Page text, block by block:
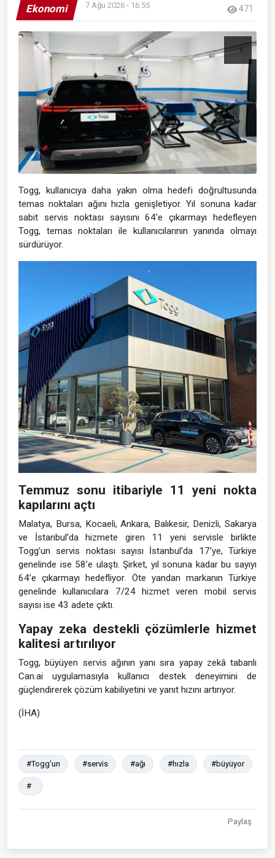
Ekonomi 7 Ağu 2026 - 16:55 471
Togg, kullanıcıya daha yakın olma hedefi doğrultusunda
temas noktaları ağını hızla genişletiyor. Yıl sonuna kadar
sabit servis noktası sayısını 64'e çıkarmayı hedefleyen
Togg, temas noktaları ile kullanıcılarının yanında olmayı
sürdürüyor.
Temmuz sonu itibariyle 11 yeni nokta
kapılarını açtı
Malatya, Bursa, Kocaeli, Ankara, Balıkesir, Denizli, Sakarya
ve İstanbul’da hizmete giren 11 yeni servisle birlikte
Togg’un servis noktası sayısı İstanbul’da 17’ye, Türkiye
genelinde ise 58’e ulaştı. Şirket, yıl sonuna kadar bu sayıyı
64’e çıkarmayı hedefliyor. Öte yandan markanın Türkiye
genelinde kullanıcılara 7/24 hizmet veren mobil servis
sayısı ise 43 adete çıktı.
Yapay zeka destekli çözümlerle hizmet
kalitesi artırılıyor
Togg, büyüyen servis ağının yanı sıra yapay zekâ tabanlı
Can.ai uygulamasıyla kullanıcı destek deneyimini de
güçlendirerek çözüm kabiliyetini ve yanıt hızını artırıyor.
(İHA)
#Togg'un #servis #ağı #hızla #büyüyor
#
Paylaş